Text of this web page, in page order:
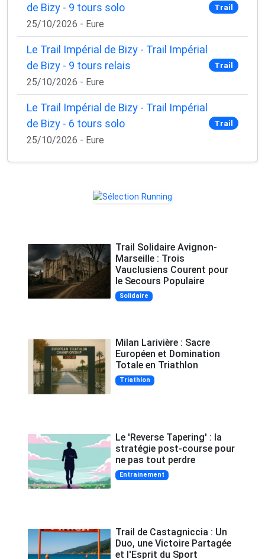
de Bizy - 9 tours solo
25/10/2026 - Eure
Trail
Le Trail Impérial de Bizy - Trail Impérial
de Bizy - 9 tours relais
25/10/2026 - Eure
Trail
Le Trail Impérial de Bizy - Trail Impérial
de Bizy - 6 tours solo
25/10/2026 - Eure
Trail
Trail Solidaire Avignon-
Marseille : Trois
Vauclusiens Courent pour
le Secours Populaire
Solidaire
Milan Larivière : Sacre
Européen et Domination
Totale en Triathlon
Triathlon
Le 'Reverse Tapering' : la
stratégie post-course pour
ne pas tout perdre
Entrainement
Trail de Castagniccia : Un
Duo, une Victoire Partagée
et l'Esprit du Sport